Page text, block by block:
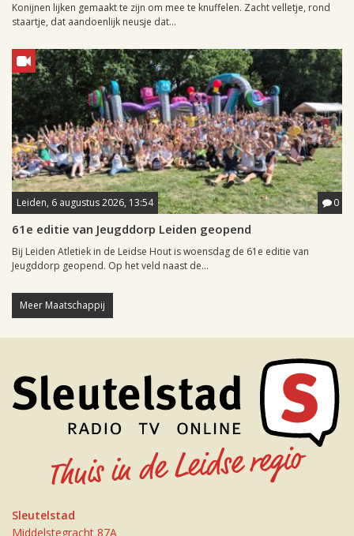
Konijnen lijken gemaakt te zijn om mee te knuffelen. Zacht velletje, rond
staartje, dat aandoenlijk neusje dat...
Leiden, 6 augustus 2026, 13:54 0
61e editie van Jeugddorp Leiden geopend
Bij Leiden Atletiek in de Leidse Hout is woensdag de 61e editie van
Jeugddorp geopend. Op het veld naast de...
Meer Maatschappij
Sleutelstad
Middelstegracht 87A